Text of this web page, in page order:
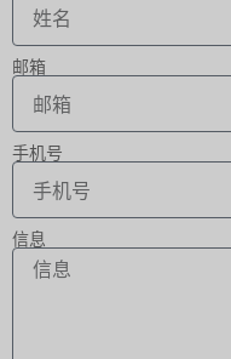
邮箱
手机号
信息